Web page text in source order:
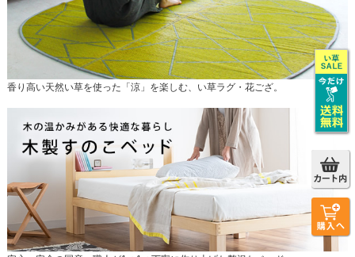
香り高い天然い草を使った「涼」を楽しむ、い草ラグ・花ござ。